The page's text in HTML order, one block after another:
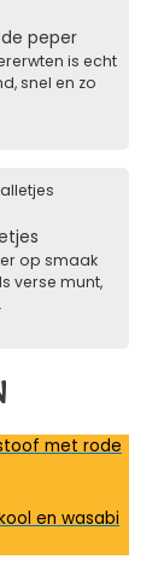
peper
is echt
snel en zo
op smaak
verse munt,
met rode
en wasabi